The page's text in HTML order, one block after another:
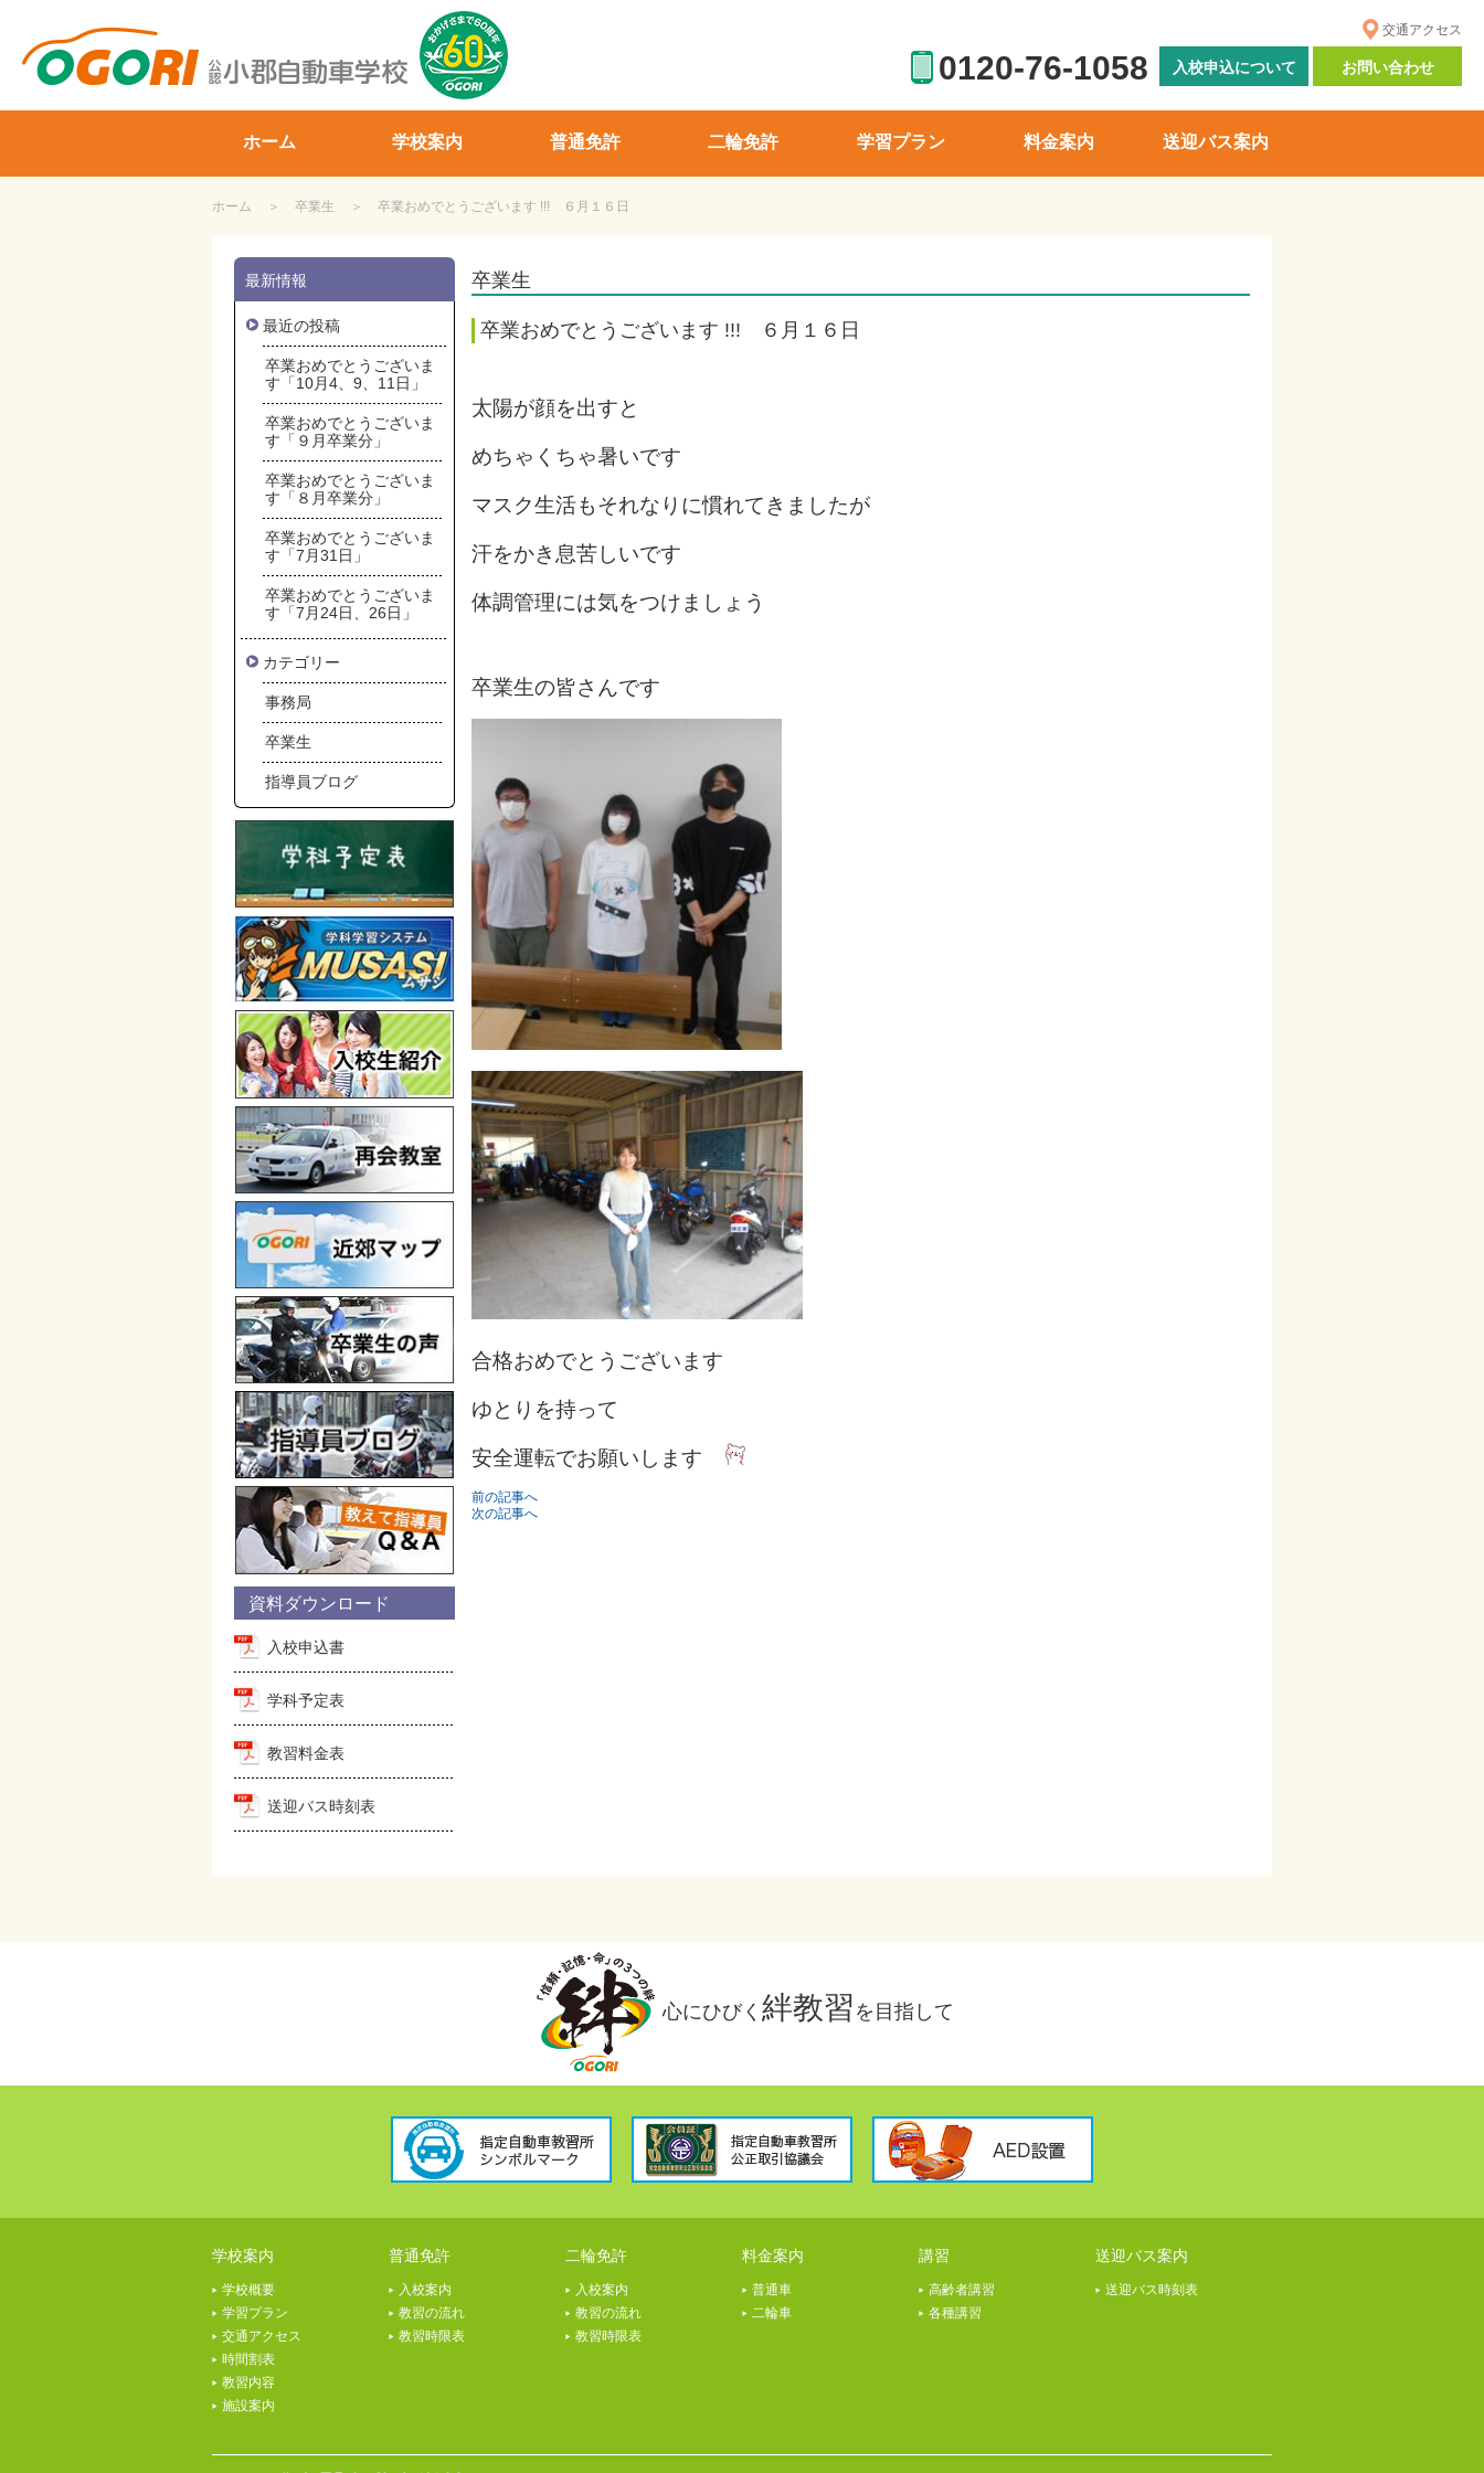
交通アクセス
お問い合わせ
入校申込について
0120-76-1058
ホーム 学校案内 普通免許 二輪免許 学習プラン 料金案内 送迎バス案内
ホーム 卒業生 卒業おめでとうございます !!! ６月１６日
卒業生
卒業おめでとうございます !!! ６月１６日
太陽が顔を出すと
めちゃくちゃ暑いです
マスク生活もそれなりに慣れてきましたが
汗をかき息苦しいです
体調管理には気をつけましょう
卒業生の皆さんです
合格おめでとうございます
ゆとりを持って
安全運転でお願いします
前の記事へ
次の記事へ
最新情報
最近の投稿
卒業おめでとうございま
す「10月4、9、11日」
卒業おめでとうございま
す「９月卒業分」
卒業おめでとうございま
す「８月卒業分」
卒業おめでとうございま
す「7月31日」
卒業おめでとうございま
す「7月24日、26日」
カテゴリー
事務局
卒業生
指導員ブログ
資料ダウンロード
入校申込書
学科予定表
教習料金表
送迎バス時刻表
心にひびく 絆教習 を目指して
学校案内
学校概要
学習プラン
交通アクセス
時間割表
教習内容
施設案内
普通免許
入校案内
教習の流れ
教習時限表
二輪免許
入校案内
教習の流れ
教習時限表
料金案内
普通車
二輪車
講習
高齢者講習
各種講習
送迎バス案内
送迎バス時刻表